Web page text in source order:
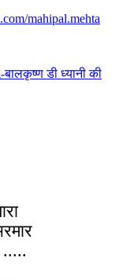
mahipal.mehta
डी ध्यानी की